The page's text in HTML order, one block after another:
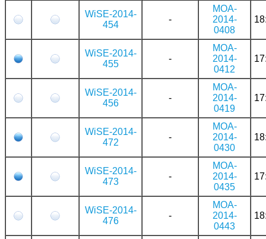
WiSE-2014-
454
-
MOA-
2014-
0408
WiSE-2014-
455
-
MOA-
2014-
0412
WiSE-2014-
456
-
MOA-
2014-
0419
WiSE-2014-
472
-
MOA-
2014-
0430
WiSE-2014-
473
-
MOA-
2014-
0435
WiSE-2014-
476
-
MOA-
2014-
0443